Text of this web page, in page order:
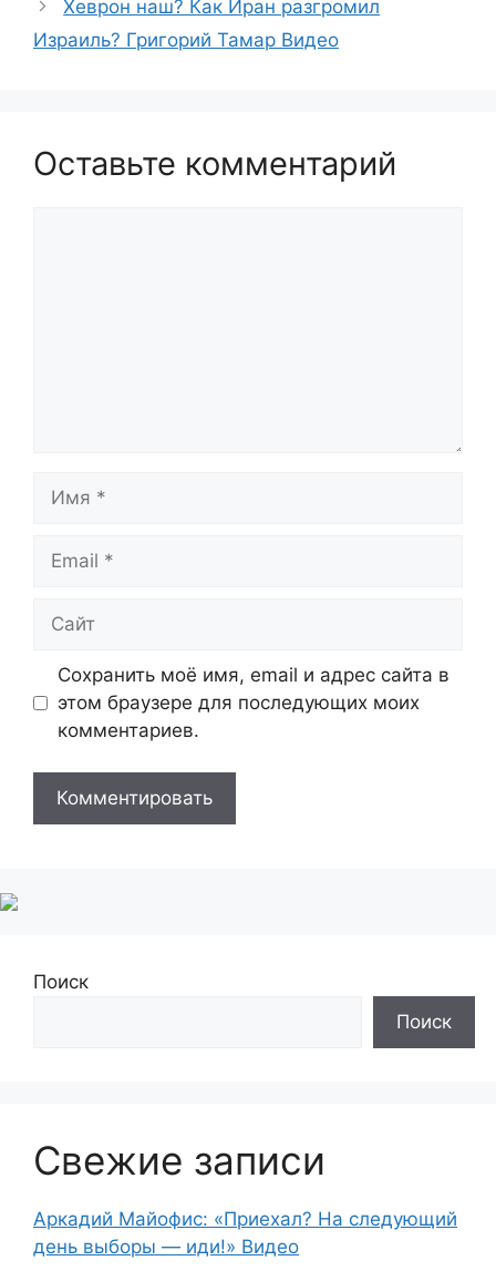
Хеврон наш? Как Иран разгромил
Израиль? Григорий Тамар Видео
Оставьте комментарий
Сохранить моё имя, email и адрес сайта в
этом браузере для последующих моих
комментариев.
Поиск
Поиск
Свежие записи
Аркадий Майофис: «Приехал? На следующий
день выборы — иди!» Видео